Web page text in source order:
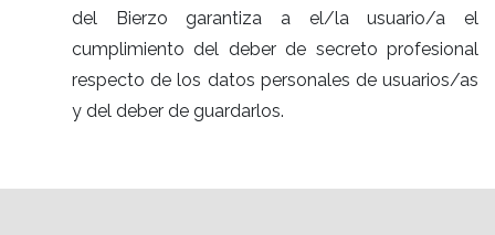
del Bierzo garantiza a el/la usuario/a el
cumplimiento del deber de secreto profesional
respecto de los datos personales de usuarios/as
y del deber de guardarlos.